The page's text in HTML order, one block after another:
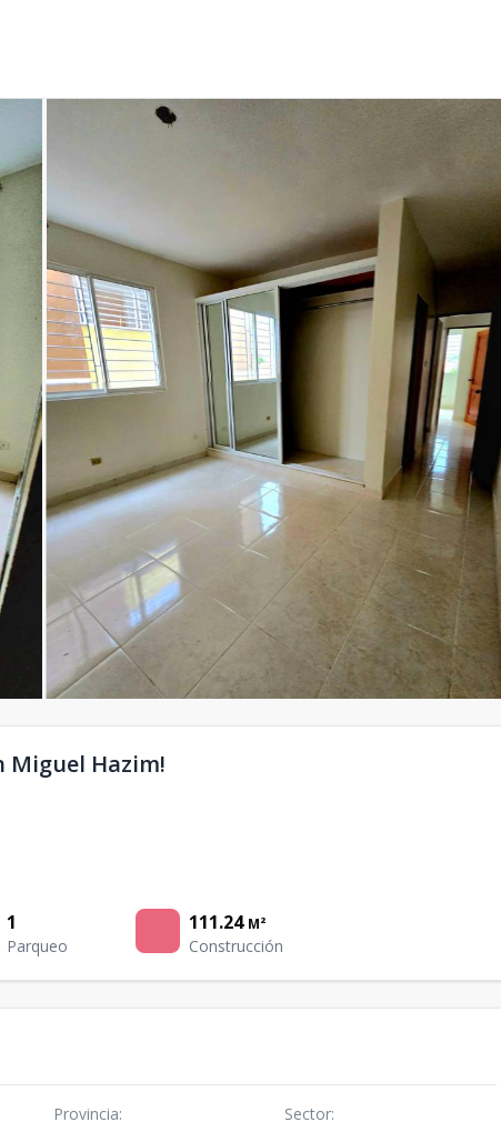
Miguel Hazim!
1
Parqueo
111.24 M²
Construcción
Provincia: Sector: